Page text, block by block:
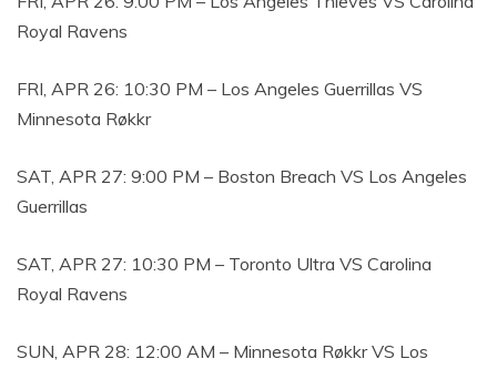
Royal Ravens
FRI, APR 26: 10:30 PM – Los Angeles Guerrillas VS
Minnesota Røkkr
SAT, APR 27: 9:00 PM – Boston Breach VS Los Angeles
Guerrillas
SAT, APR 27: 10:30 PM – Toronto Ultra VS Carolina
Royal Ravens
SUN, APR 28: 12:00 AM – Minnesota Røkkr VS Los